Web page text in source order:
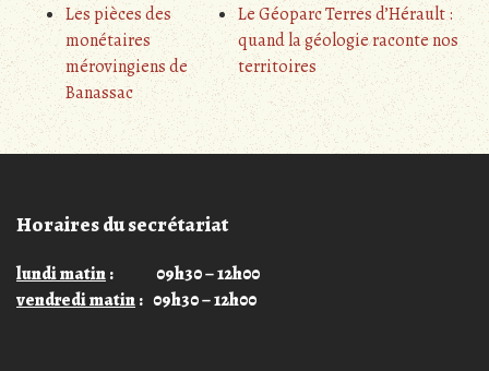
Les pièces des
monétaires
mérovingiens de
Banassac
Le Géoparc Terres d’Hérault :
quand la géologie raconte nos
territoires
Horaires du secrétariat
lundi matin: 09h30 – 12h00
vendredi matin: 09h30 – 12h00